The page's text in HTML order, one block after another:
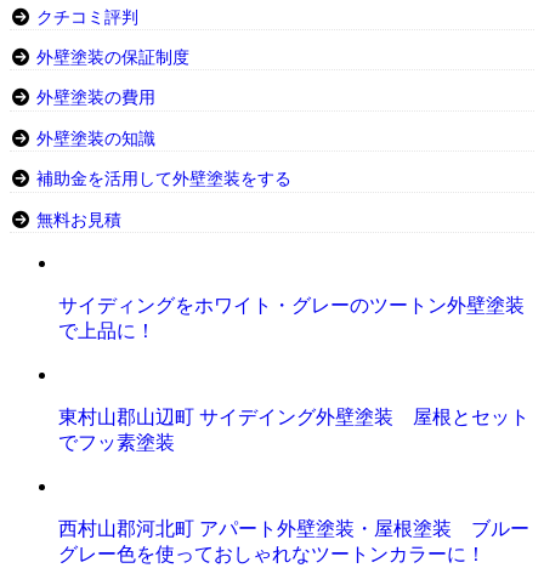
クチコミ評判
外壁塗装の保証制度
外壁塗装の費用
外壁塗装の知識
補助金を活用して外壁塗装をする
無料お見積
サイディングをホワイト・グレーのツートン外壁塗装
で上品に！
東村山郡山辺町 サイデイング外壁塗装 屋根とセット
でフッ素塗装
西村山郡河北町 アパート外壁塗装・屋根塗装 ブルー
グレー色を使っておしゃれなツートンカラーに！